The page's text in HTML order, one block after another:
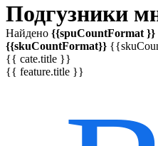
Подгузники
Найдено {{spuCountFormat }}
{{skuCountFormat}}
{{ cate.title }}
{{ feature.title }}